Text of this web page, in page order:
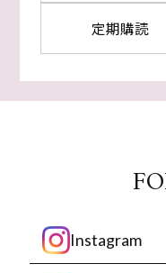
定期購読
Instagram